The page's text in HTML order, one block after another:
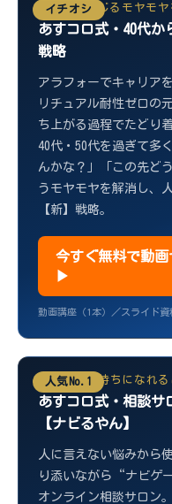
イチオシ
40代から感じるモヤモ
あすコロ式・40代か
戦略
アラフォーでキャリア
リチュアル耐性ゼロの
ち上がる過程でたどり
40代・50代を過ぎて多
んかな？」「この先ど
うモヤモヤを解消し、
【新】戦略。
今すぐ無料で動
▶
動画講座（1本）／スライド
人気No.1
前向きな気持ちになれ
あすコロ式・相談サ
【ナビるやん】
人に言えない悩みから
り添いながら“ナビゲ
オンライン相談サロン